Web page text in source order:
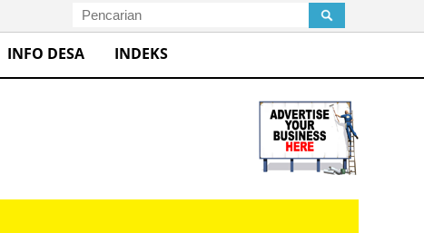
INFO DESA INDEKS